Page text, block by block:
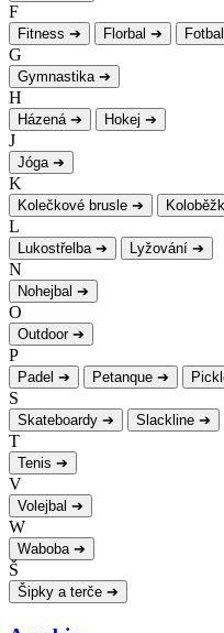
F
Fitness ➔ Florbal ➔ Fotbal
G
Gymnastika ➔
H
Házená ➔ Hokej ➔
J
Jóga ➔
K
Kolečkové brusle ➔
L
Lukostřelba ➔ Lyžování ➔
N
Nohejbal ➔
O
Outdoor ➔
P
Padel ➔ Petanque ➔
S
Skateboardy ➔ Slackline ➔
T
Tenis ➔
V
Volejbal ➔
W
Waboba ➔
Š
Šipky a terče ➔